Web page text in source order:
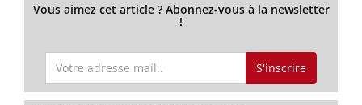
Vous aimez cet article ? Abonnez-vous à la newsletter
!
S'inscrire